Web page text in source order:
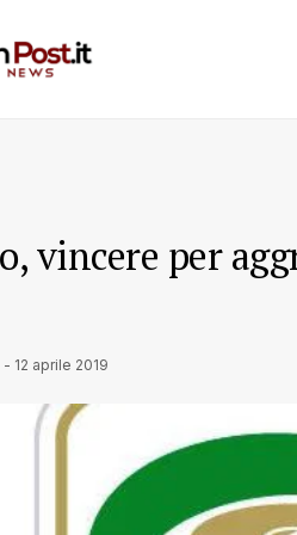
vincere per
- 12 aprile 2019